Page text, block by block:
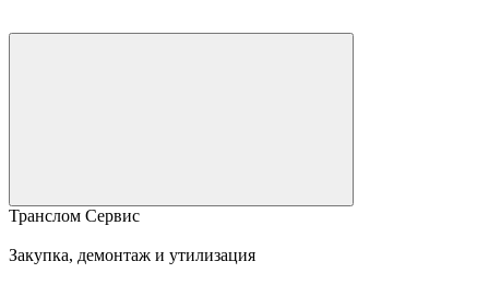
Транслом Сервис
Закупка, демонтаж и утилизация